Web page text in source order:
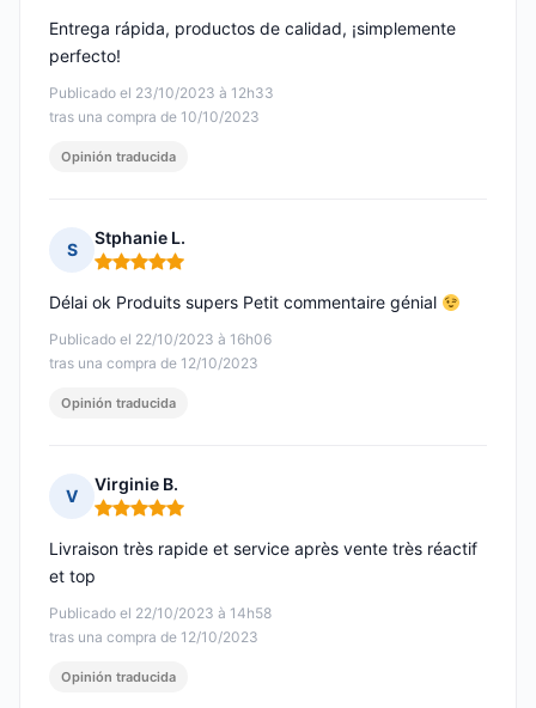
Publicado el 23/10/2023 à 12h33
tras una compra de 10/10/2023
Entrega rápida, productos de calidad, ¡simplemente
perfecto!
Opinión traducida
S
Stphanie L.
Nota: 5 de 5
Publicado el 22/10/2023 à 16h06
tras una compra de 12/10/2023
Délai ok Produits supers Petit commentaire génial
Opinión traducida
V
Virginie B.
Nota: 5 de 5
Publicado el 22/10/2023 à 14h58
tras una compra de 12/10/2023
Livraison très rapide et service après vente très réactif
et top
Opinión traducida